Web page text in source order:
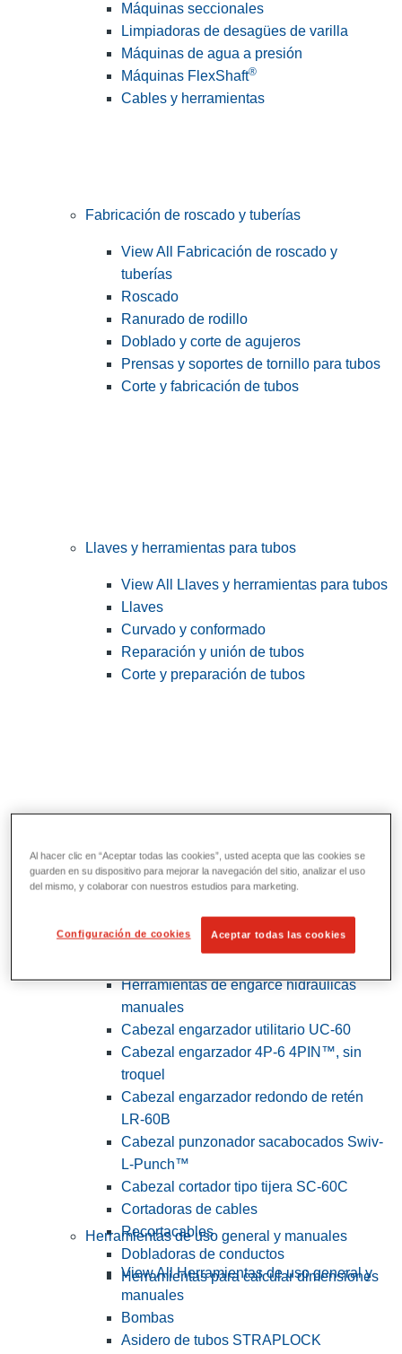
Máquinas seccionales
Limpiadoras de desagües de varilla
Máquinas de agua a presión
Máquinas FlexShaft®
Cables y herramientas
Fabricación de roscado y tuberías
View All Fabricación de roscado y
tuberías
Roscado
Ranurado de rodillo
Doblado y corte de agujeros
Prensas y soportes de tornillo para tubos
Corte y fabricación de tubos
Llaves y herramientas para tubos
View All Llaves y herramientas para tubos
Llaves
Curvado y conformado
Reparación y unión de tubos
Corte y preparación de tubos
Herramientas de servicios públicos y de
View All Herramientas de servicios
Herramientas de engarce hidráulicas
manuales
Cabezal engarzador utilitario UC-60
Cabezal engarzador 4P-6 4PIN™, sin
troquel
Cabezal engarzador redondo de retén
LR-60B
Cabezal punzonador sacabocados Swiv-
L-Punch™
Cabezal cortador tipo tijera SC-60C
Cortadoras de cables
Recortacables
Dobladoras de conductos
Herramientas para calcular dimensiones
Herramientas de uso general y manuales
View All Herramientas de uso general y
manuales
Bombas
Asidero de tubos STRAPLOCK
Al hacer clic en “Aceptar todas las cookies”, usted acepta que las cookies se
guarden en su dispositivo para mejorar la navegación del sitio, analizar el uso
del mismo, y colaborar con nuestros estudios para marketing.
Configuración de cookies Aceptar todas las cookies